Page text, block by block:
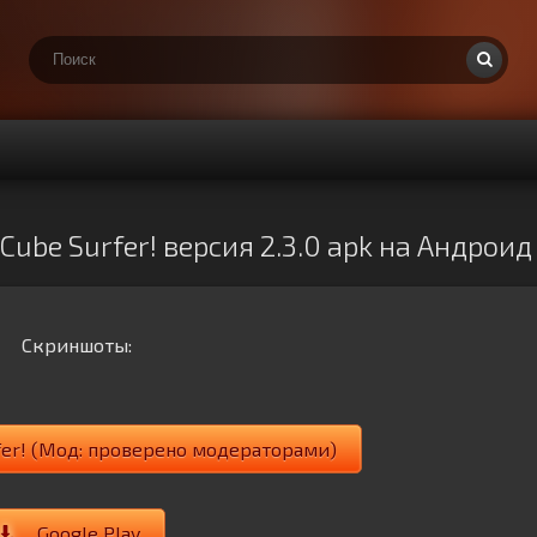
Surfer! версия 2.3.0 apk на
Скриншоты:
(Мод: проверено модераторами)